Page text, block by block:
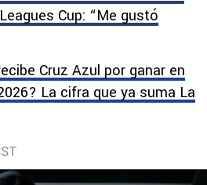
clave.
las alarmas tras el triunfo
Cup: “Me gustó
Cruz Azul por ganar en
La cifra que ya suma La